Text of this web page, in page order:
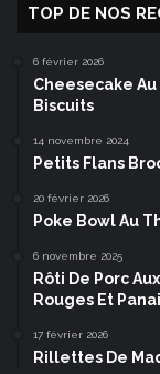
TOP DE NOS
6 février 2026
Cheesecake Au
Biscuits
14 novembre 2024
Petits Flans
20 février 2026
Poke Bowl Au
6 novembre 2025
Rôti De Porc
Rouges Et
17 février 2026
Rillettes De